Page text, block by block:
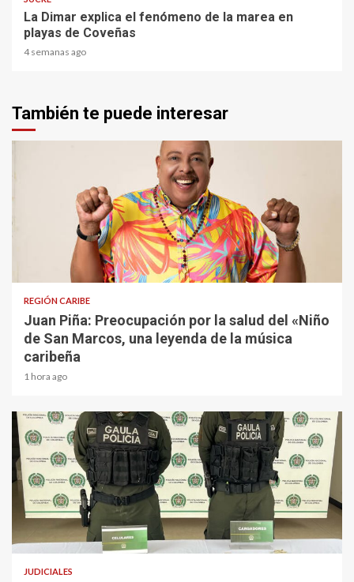
La Dimar explica el fenómeno de la marea en
playas de Coveñas
4 semanas ago
También te puede interesar
3 min read
REGIÓN CARIBE
Juan Piña: Preocupación por la salud del «Niño
de San Marcos, una leyenda de la música
caribeña
1 hora ago
2 min read
JUDICIALES